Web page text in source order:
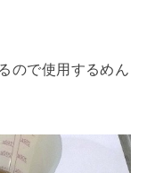
ので使用するめん